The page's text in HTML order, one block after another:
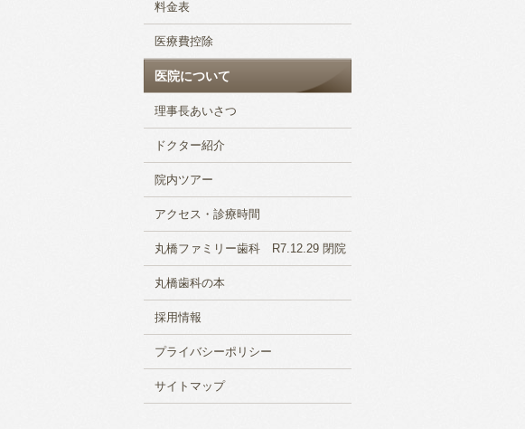
料金表
医療費控除
医院について
理事長あいさつ
ドクター紹介
院内ツアー
アクセス・診療時間
丸橋ファミリー歯科 R7.12.29 閉院
丸橋歯科の本
採用情報
プライバシーポリシー
サイトマップ